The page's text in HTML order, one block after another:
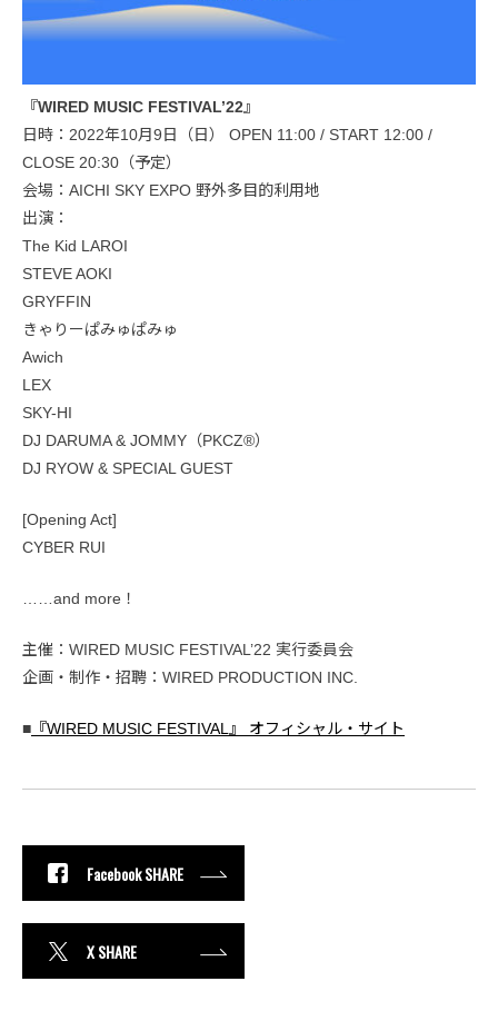
『WIRED MUSIC FESTIVAL’22』
日時：2022年10月9日（日） OPEN 11:00 / START 12:00 /
CLOSE 20:30（予定）
会場：AICHI SKY EXPO 野外多目的利用地
出演：
The Kid LAROI
STEVE AOKI
GRYFFIN
きゃりーぱみゅぱみゅ
Awich
LEX
SKY-HI
DJ DARUMA & JOMMY（PKCZ®︎）
DJ RYOW & SPECIAL GUEST
[Opening Act]
CYBER RUI
……and more！
主催：WIRED MUSIC FESTIVAL’22 実行委員会
企画・制作・招聘：WIRED PRODUCTION INC.
■ 『WIRED MUSIC FESTIVAL』 オフィシャル・サイト
Facebook SHARE
X SHARE